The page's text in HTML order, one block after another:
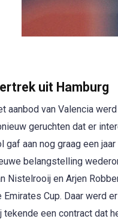
uit Hamburg
aanbod van Valencia
geruchten dat er
gaf aan nog graag een
belangstelling
Nistelrooij en Arjen
Emirates Cup. Daar werd
tekende een contract dat